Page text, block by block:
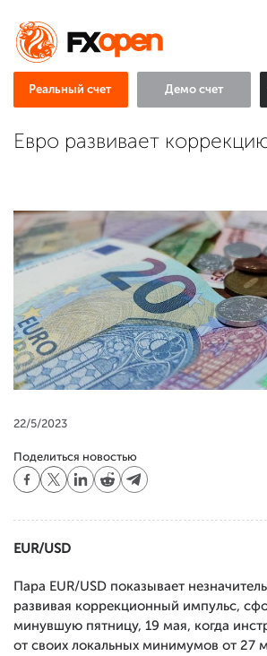
Реальный счет Демо счет
Евро развивает
22/5/2023
Поделиться новостью
EUR/USD
Пара EUR/USD показывает
развивая коррекционный импульс,
минувшую пятницу, 19 мая, когда
от своих локальных минимумов от 27